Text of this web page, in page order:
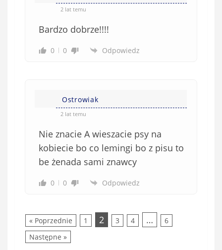
2 lat temu
Bardzo dobrze!!!!
0 0 Odpowiedz
Ostrowiak
2 lat temu
Nie znacie A wieszacie psy na
kobiecie bo co lemingi bo z pisu to
be żenada sami znawcy
0 0 Odpowiedz
« Poprzednie 1 2 3 4 …
6
Następne »